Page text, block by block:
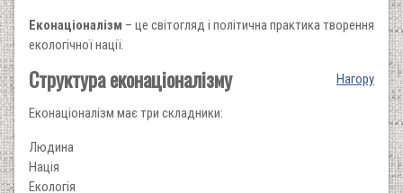
Еконаціоналізм – це світогляд і політична практика творення
екологічної нації.
Нагору
Структура еконаціоналізму
Еконаціоналізм має три складники:
Людина
Нація
Екологія